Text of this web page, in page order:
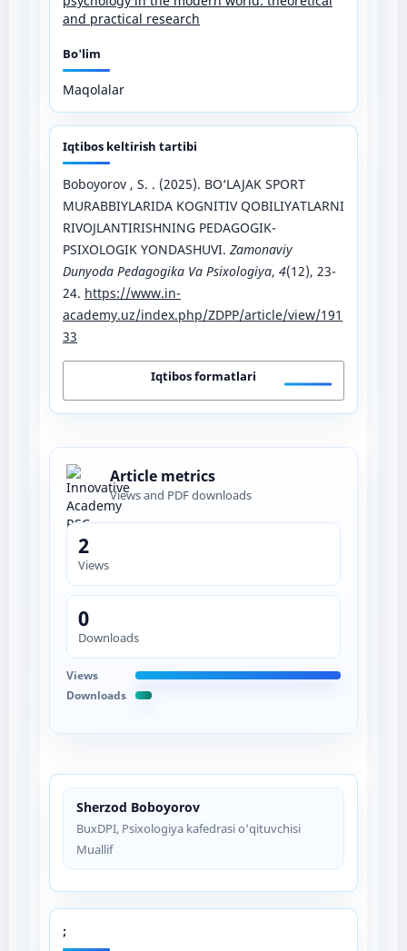
Sherzod Boboyorov
BuxDPI, Psixologiya kafedrasi o‘qituvchisi
Muallif
;
and practical research
Bo'lim
Maqolalar
Iqtibos keltirish tartibi
Boboyorov , S. . (2025). BO‘LAJAK SPORT
MURABBIYLARIDA KOGNITIV QOBILIYATLARNI
RIVOJLANTIRISHNING PEDAGOGIK-
PSIXOLOGIK YONDASHUVI. Zamonaviy
Dunyoda Pedagogika Va Psixologiya, 4(12), 23-
24. https://www.in-
academy.uz/index.php/ZDPP/article/view/191
33
Iqtibos formatlari
Article metrics
Views and PDF downloads
2
Views
0
Downloads
Views
Downloads